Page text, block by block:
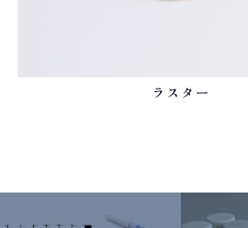
ラスター